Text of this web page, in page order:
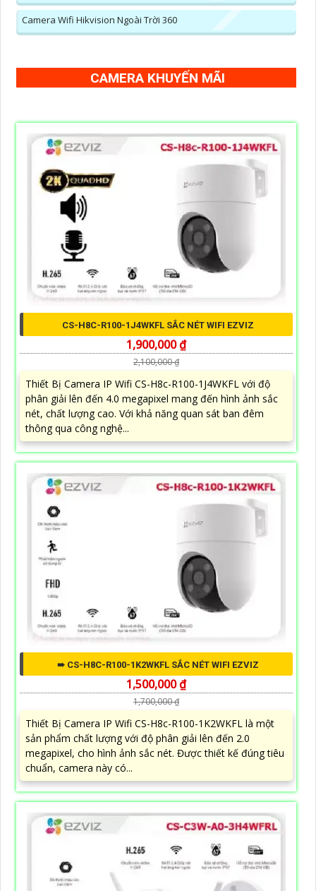
Camera Wifi Hikvision Ngoài Trời 360
CAMERA KHUYẾN MÃI
CS-H8C-R100-1J4WKFL SẮC NÉT WIFI EZVIZ
1,900,000 ₫
2,100,000 ₫
Thiết Bị Camera IP Wifi CS-H8c-R100-1J4WKFL với độ
phân giải lên đến 4.0 megapixel mang đến hình ảnh sắc
nét, chất lượng cao. Với khả năng quan sát ban đêm
thông qua công nghệ...
➠ CS-H8C-R100-1K2WKFL SẮC NÉT WIFI EZVIZ
1,500,000 ₫
1,700,000 ₫
Thiết Bị Camera IP Wifi CS-H8c-R100-1K2WKFL là một
sản phẩm chất lượng với độ phân giải lên đến 2.0
megapixel, cho hình ảnh sắc nét. Được thiết kế đúng tiêu
chuẩn, camera này có...